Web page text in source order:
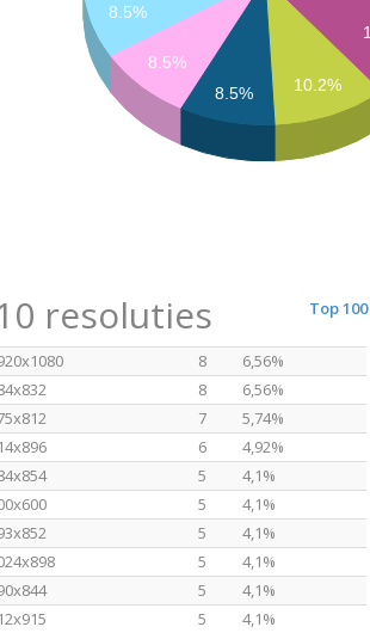
10.2%
8.5%
8.5%
8.5%
Top 100
resoluties
8
6,56%
8
6,56%
7
5,74%
6
4,92%
5
4,1%
5
4,1%
5
4,1%
5
4,1%
5
4,1%
5 4,1%